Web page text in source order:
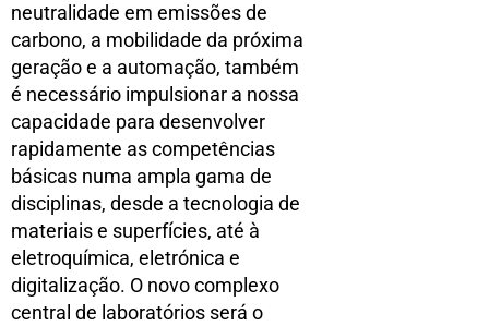
neutralidade em emissões de
carbono, a mobilidade da próxima
geração e a automação, também
é necessário impulsionar a nossa
capacidade para desenvolver
rapidamente as competências
básicas numa ampla gama de
disciplinas, desde a tecnologia de
materiais e superfícies, até à
eletroquímica, eletrónica e
digitalização. O novo complexo
central de laboratórios será o